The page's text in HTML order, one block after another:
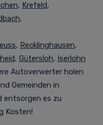
, Krefeld,
,
, Recklinghausen,
, Gütersloh, Iserlohn
Autoverwerter holen
Gemeinden in
entsorgen es zu
Kosten!